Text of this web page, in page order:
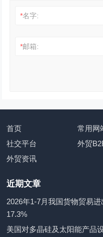
*名字:
*邮箱:
首页 常用网
社交平台
外贸
外贸资讯
近期文章
2026年1-7月我国货物贸易
17.3%
美国对多晶硅及太阳能产品